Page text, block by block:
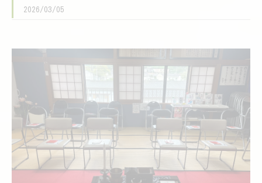
2026/03/05